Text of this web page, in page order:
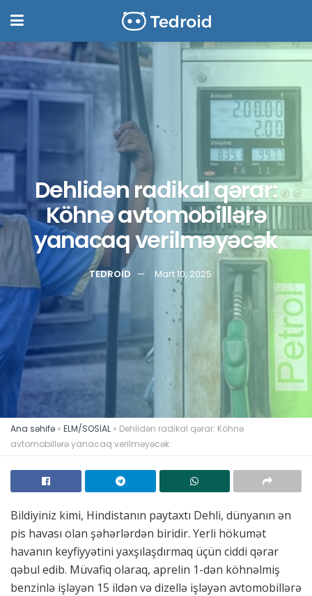
Dehlidən radikal qərar:
Köhnə avtomobillərə
yanacaq verilməyəcək
TEDROID Mart 10, 2025
Ana səhifə » ELM/SOSİAL » Dehlidən radikal qərar: Köhnə
avtomobillərə yanacaq verilməyəcək
Bildiyiniz kimi, Hindistanın paytaxtı Dehli, dünyanın ən
pis havası olan şəhərlərdən biridir. Yerli hökumət
havanın keyfiyyətini yaxşılaşdırmaq üçün ciddi qərar
qəbul edib. Müvafiq olaraq, aprelin 1-dən köhnəlmiş
benzinlə işləyən 15 ildən və dizellə işləyən avtomobillərə